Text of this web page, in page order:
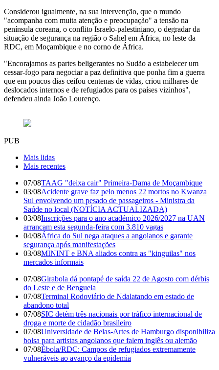
Considerou igualmente, na sua intervenção, que o mundo
"acompanha com muita atenção e preocupação" a tensão na
península coreana, o conflito Israelo-palestiniano, o degradar da
situação de segurança na região o Sahel em África, no leste da
RDC, em Moçambique e no corno de África.
"Encorajamos as partes beligerantes no Sudão a estabelecer um
cessar-fogo para negociar a paz definitiva que ponha fim a guerra
que em poucos dias ceifou centenas de vidas, criou milhares de
deslocados internos e de refugiados para os países vizinhos",
defendeu ainda João Lourenço.
PUB
Mais lidas
Mais recentes
07/08TAAG "deixa cair" Primeira-Dama de Moçambique
03/08Acidente grave faz pelo menos 22 mortos no Kwanza
Sul envolvendo um pesado de passageiros - Ministra da
Saúde no local (NOTÍCIA ACTUALIZADA)
03/08Inscrições para o ano académico 2026/2027 na UAN
arrancam esta segunda-feira com 3.810 vagas
04/08África do Sul nega ataques a angolanos e garante
segurança após manifestações
03/08MININT e BNA aliados contra as "kinguilas" nos
mercados informais
07/08Girabola dá pontapé de saída 22 de Agosto com dérbis
do Leste e de Benguela
07/08Terminal Rodoviário de Ndalatando em estado de
abandono total
07/08SIC detém três nacionais por tráfico internacional de
droga e morte de cidadão brasileiro
07/08Universidade de Belas-Artes de Hamburgo disponibiliza
bolsa para artistas angolanos que falem inglês ou alemão
07/08Ébola/RDC: Campos de refugiados extremamente
vulneráveis ao avanço da epidemia